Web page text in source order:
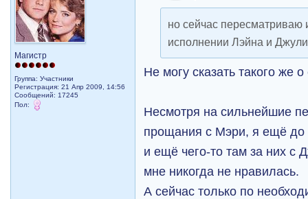
Магистр
Группа: Участники
Регистрация: 21 Апр 2009, 14:56
Сообщений: 17245
Пол:
но сейчас пересматриваю
исполнении Лэйна и
Не могу сказать такого же
Несмотря на сильнейшие
прощания с Мэри, я ещё до
и ещё чего-то там за них с
мне никогда не нравилась.
А сейчас только по